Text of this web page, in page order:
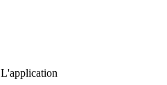
L'application